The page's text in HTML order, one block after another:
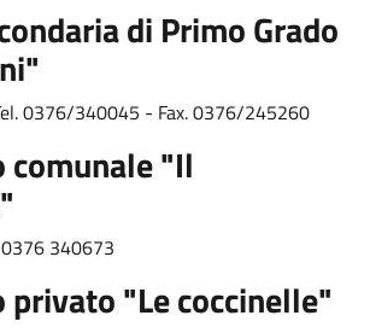
di Primo Grado
0376/340045 - Fax. 0376/245260
comunale "Il
340673
privato "Le coccinelle"